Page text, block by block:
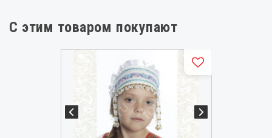
С этим товаром покупают